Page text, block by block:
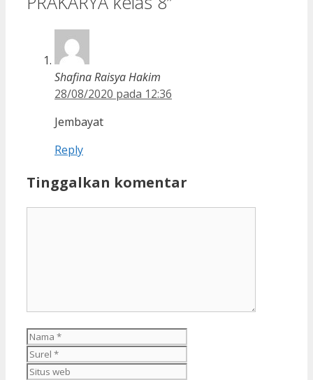
Shafina Raisya Hakim
28/08/2020 pada 12:36
Jembayat
Reply
Tinggalkan komentar
Nama